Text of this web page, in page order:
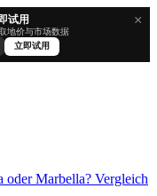
×
试用
地价与市场数据
立即试用